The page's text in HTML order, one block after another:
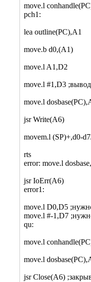
move.l
pch1:
lea outline(PC),A1
move.b d0,(A1)
move.l A1,D2
move.l #1,D3
move.l
jsr Write(A6)
movem.l (SP)+,d0-
rts
error: move.l
jsr IoErr(A6)
error1:
move.l D0,D5
move.l #-1,D7
qu:
move.l
move.l
jsr Close(A6)